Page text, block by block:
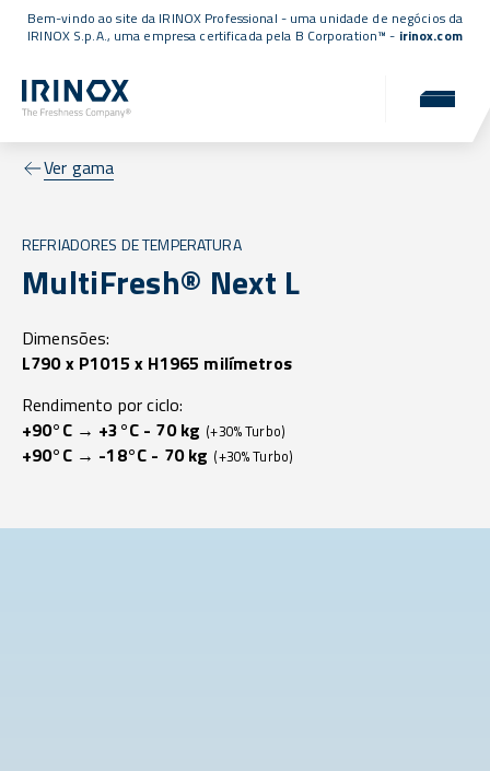
Bem-vindo ao site da IRINOX Professional - uma unidade de negócios da
IRINOX S.p.A., uma empresa certificada pela B Corporation™ - irinox.com
Ver gama
REFRIADORES DE TEMPERATURA
MultiFresh® Next L
Dimensões:
L790 x P1015 x H1965 milímetros
Rendimento por ciclo:
+90°C → +3°C - 70 kg (+30% Turbo)
+90°C → -18°C - 70 kg (+30% Turbo)